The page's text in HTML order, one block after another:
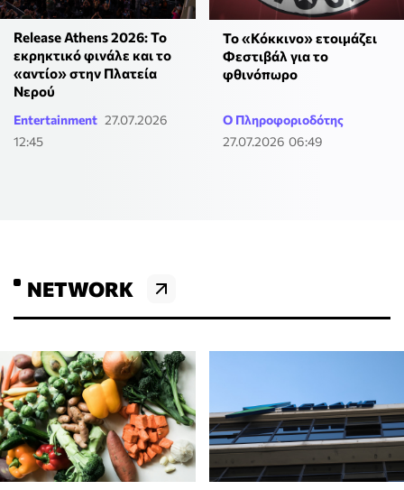
Release Athens 2026: Το
εκρηκτικό φινάλε και το
«αντίο» στην Πλατεία
Νερού
Entertainment 27.07.2026
12:45
Το «Κόκκινο» ετοιμάζει
Φεστιβάλ για το
φθινόπωρο
Ο Πληροφοριοδότης
27.07.2026 06:49
NETWORK